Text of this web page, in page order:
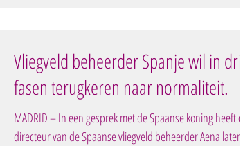
Vliegveld beheerder Spanje wil in drie
fasen terugkeren naar normaliteit.
MADRID – In een gesprek met de Spaanse koning heeft de
directeur van de Spaanse vliegveld beheerder Aena laten